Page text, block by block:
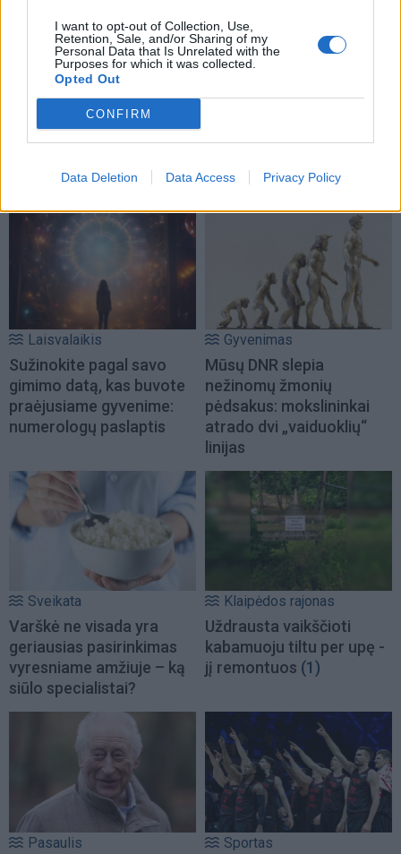
I want to opt-out of Collection, Use,
Retention, Sale, and/or Sharing of my
Personal Data that Is Unrelated with the
Purposes for which it was collected.
Opted Out
CONFIRM
Data Deletion Data Access Privacy Policy
Verslas
Prie garsiausios kurorto
gatvės ir istorinės vilos -
Pasaulis
Ukraina ėmė taikyti naują
kovinę taktiką
Laisvalaikis
Sužinokite pagal savo
gimimo datą, kas buvote
praėjusiame gyvenime:
numerologų paslaptis
Gyvenimas
Mūsų DNR slepia
nežinomų žmonių
pėdsakus: mokslininkai
atrado dvi „vaiduoklių“
linijas
Sveikata
Varškė ne visada yra
geriausias pasirinkimas
vyresniame amžiuje – ką
siūlo specialistai?
Klaipėdos rajonas
Uždrausta vaikščioti
kabamuoju tiltu per upę -
jį remontuos (1)
Pasaulis Sportas